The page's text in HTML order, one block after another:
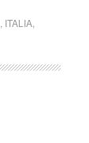
ITALIA,